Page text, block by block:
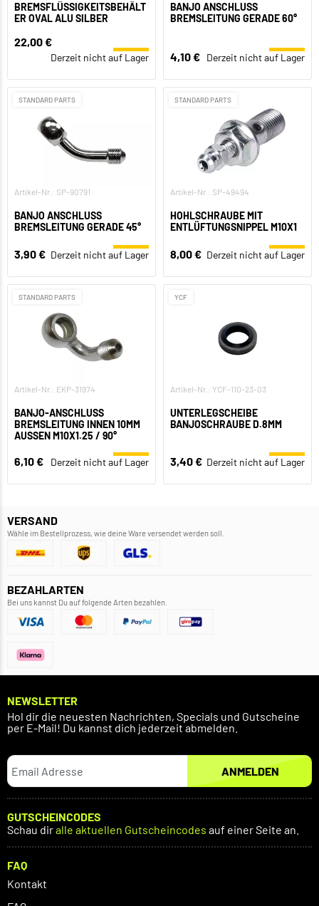
BREMSFLÜSSIGKEITSBEHÄLT
ER OVAL ALU SILBER
22,00 €
Derzeit nicht auf Lager
BANJO ANSCHLUSS
BREMSLEITUNG GERADE 60°
4,10 € Derzeit nicht auf Lager
STANDARD PARTS
Artikel-Nr.: SP-90791
BANJO ANSCHLUSS
BREMSLEITUNG GERADE 45°
3,90 € Derzeit nicht auf Lager
STANDARD PARTS
Artikel-Nr.: SP-49494
HOHLSCHRAUBE MIT
ENTLÜFTUNGSNIPPEL M10X1
8,00 € Derzeit nicht auf Lager
STANDARD PARTS
Artikel-Nr.: EKP-31974
BANJO-ANSCHLUSS
BREMSLEITUNG INNEN 10MM
AUSSEN M10X1.25 / 90°
6,10 € Derzeit nicht auf Lager
YCF
Artikel-Nr.: YCF-110-23-03
UNTERLEGSCHEIBE
BANJOSCHRAUBE D.8MM
3,40 € Derzeit nicht auf Lager
VERSAND
Wähle im Bestellprozess, wie deine Ware versendet werden soll.
BEZAHLARTEN
Bei uns kannst Du auf folgende Arten bezahlen.
NEWSLETTER
Hol dir die neuesten Nachrichten, Specials und Gutscheine
per E-Mail! Du kannst dich jederzeit abmelden.
ANMELDEN
GUTSCHEINCODES
Schau diralle aktuellen Gutscheincodes auf einer Seite an.
FAQ
Kontakt